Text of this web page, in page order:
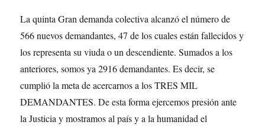
La quinta Gran demanda colectiva alcanzó el número de
566 nuevos demandantes, 47 de los cuales están fallecidos y
los representa su viuda o un descendiente. Sumados a los
anteriores, somos ya 2916 demandantes. Es decir, se
cumplió la meta de acercarnos a los TRES MIL
DEMANDANTES. De esta forma ejercemos presión ante
la Justicia y mostramos al país y a la humanidad el